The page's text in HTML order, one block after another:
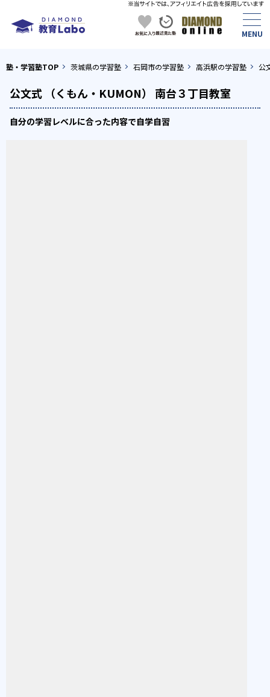
塾・学習塾TOP 茨城県の学習塾 石岡市の学習塾 高浜駅の学習塾 公
公文式 （くもん・KUMON） 南台３丁目教室
自分の学習レベルに合った内容で自学自習